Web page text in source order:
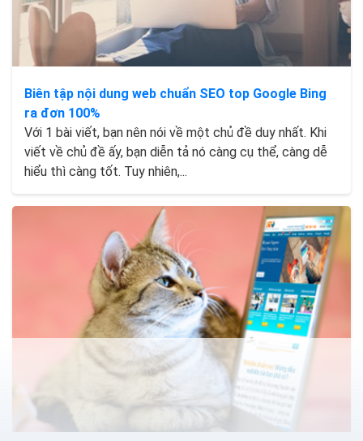
Biên tập nội dung web chuẩn SEO top Google Bing
ra đơn 100%
Với 1 bài viết, bạn nên nói về một chủ đề duy nhất. Khi
viết về chủ đề ấy, bạn diễn tả nó càng cụ thể, càng dễ
hiểu thì càng tốt. Tuy nhiên,...